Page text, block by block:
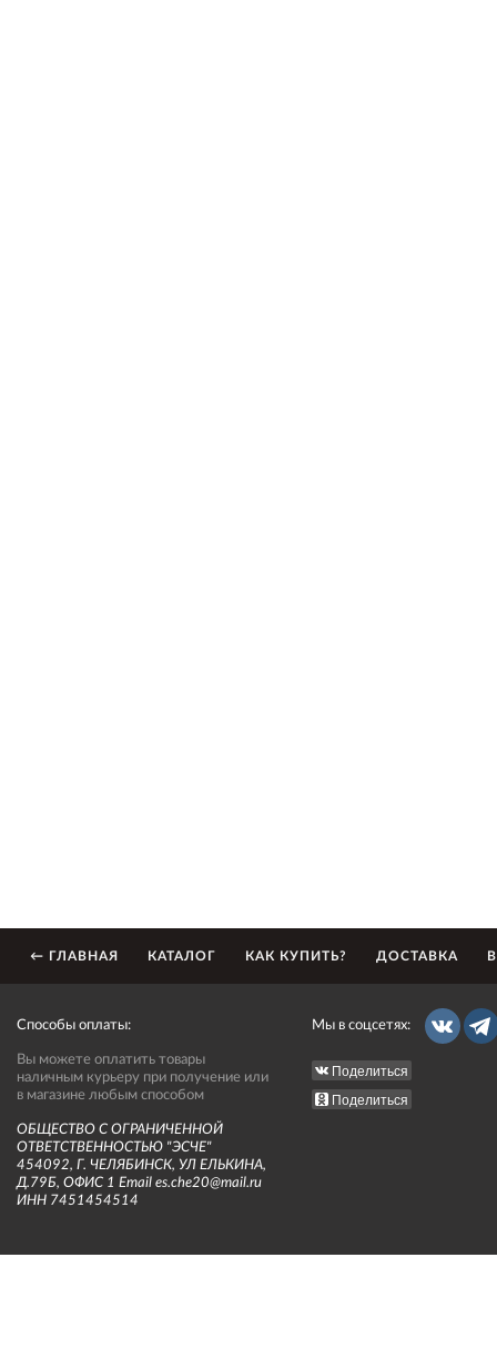
← ГЛАВНАЯ КАТАЛОГ КАК КУПИТЬ? ДОСТАВКА
Способы оплаты:
Вы можете оплатить товары
наличным курьеру при получение или
в магазине любым способом
ОБЩЕСТВО С ОГРАНИЧЕННОЙ
ОТВЕТСТВЕННОСТЬЮ "ЭСЧЕ"
454092, Г. ЧЕЛЯБИНСК, УЛ ЕЛЬКИНА,
Д.79Б, ОФИС 1 Email es.che20@mail.ru
ИНН 7451454514
Мы в соцсетях:
Поделиться
Поделиться